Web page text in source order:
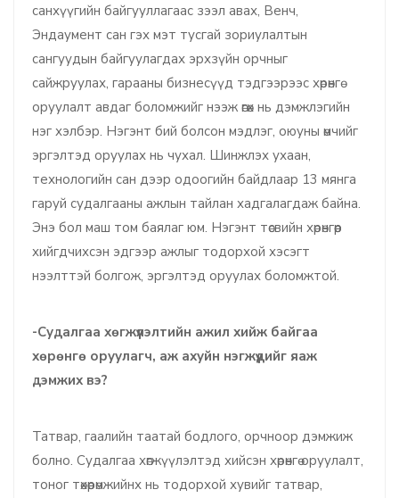
санхүүгийн байгууллагаас зээл авах, Венч,
Эндаумент сан гэх мэт тусгай зориулалтын
сангуудын байгуулагдах эрхзүйн орчныг
сайжруулах, гарааны бизнесүүд тэдгээрээс хөрөнгө
оруулалт авдаг боломжийг нээж өгөх нь дэмжлэгийн
нэг хэлбэр. Нэгэнт бий болсон мэдлэг, оюуны өмчийг
эргэлтэд оруулах нь чухал. Шинжлэх ухаан,
технологийн сан дээр одоогийн байдлаар 13 мянга
гаруй судалгааны ажлын тайлан хадгалагдаж байна.
Энэ бол маш том баялаг юм. Нэгэнт төсвийн хөрөнгөөр
хийгдчихсэн эдгээр ажлыг тодорхой хэсэгт
нээлттэй болгож, эргэлтэд оруулах боломжтой.
-Судалгаа хөгжүүлэлтийн ажил хийж байгаа
хөрөнгө оруулагч, аж ахуйн нэгжүүдийг яаж
дэмжих вэ?
Татвар, гаалийн таатай бодлого, орчноор дэмжиж
болно. Судалгаа хөгжүүлэлтэд хийсэн хөрөнгө оруулалт,
тоног төхөөрөмжийнх нь тодорхой хувийг татвар,